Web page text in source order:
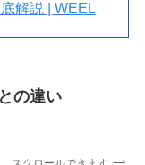
解説 | WEEL
の違い